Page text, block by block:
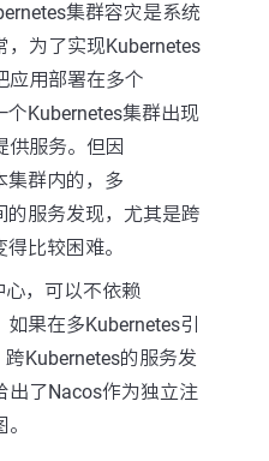
集群容灾是系统
为了实现Kubernetes
应用部署在多个
个Kubernetes集群出现
供服务。但因
集群内的，多
的服务发现，尤其是跨
比较困难。
，可以不依赖
果在多Kubernetes引
Kubernetes的服务发
出了Nacos作为独立注